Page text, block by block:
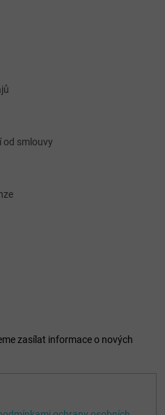
od smlouvy
zasílat informace o nových